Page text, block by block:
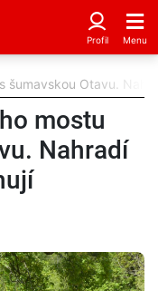
šumavskou Otavu.
mostu
Nahradí